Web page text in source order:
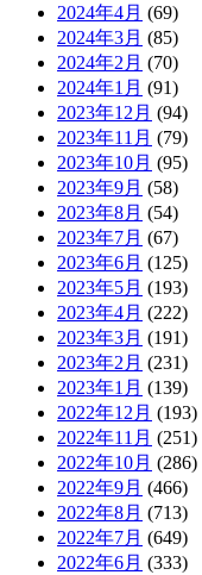
2024年4月 (69)
2024年3月 (85)
2024年2月 (70)
2024年1月 (91)
2023年12月 (94)
2023年11月 (79)
2023年10月 (95)
2023年9月 (58)
2023年8月 (54)
2023年7月 (67)
2023年6月 (125)
2023年5月 (193)
2023年4月 (222)
2023年3月 (191)
2023年2月 (231)
2023年1月 (139)
2022年12月 (193)
2022年11月 (251)
2022年10月 (286)
2022年9月 (466)
2022年8月 (713)
2022年7月 (649)
2022年6月 (333)